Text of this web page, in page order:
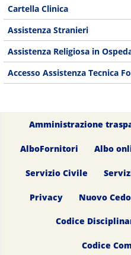
Cartella Clinica
Assistenza Stranieri
Assistenza Religiosa in
Accesso Assistenza Tecnica
Amministrazione
AlboFornitori Albo
Servizio Civile
Privacy Nuovo
Codice
Codice